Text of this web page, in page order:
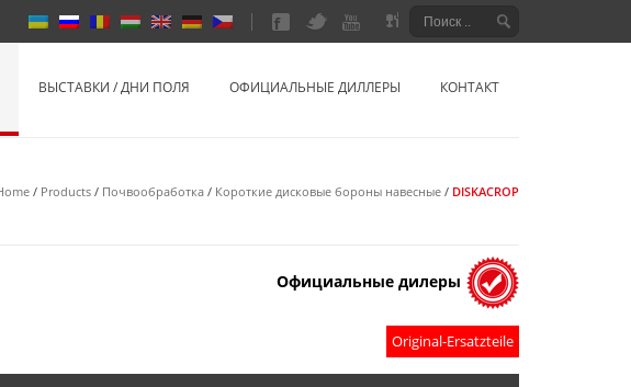
Россия
ВЫСТАВКИ / ДНИ ПОЛЯ ОФИЦИАЛЬНЫЕ ДИЛЛЕРЫ КОНТАКТ
/ Products / Почвообработка / Короткие дисковые бороны навесные / DISKACROP
Официальные дилеры
Original-Ersatzteile